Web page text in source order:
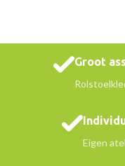
Groot
Eigen